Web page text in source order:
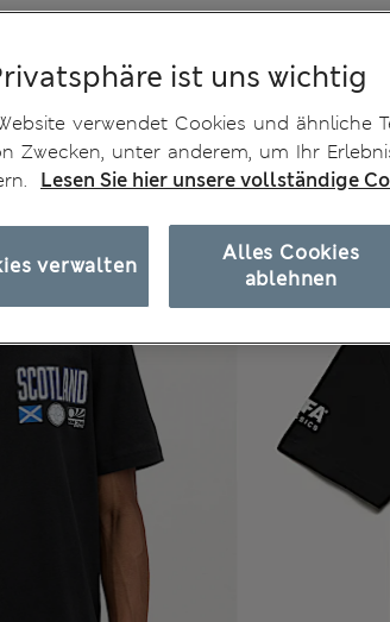
Classics Schottland
ist uns wichtig
verwendet Cookies und ähnliche
Zwecken, unter anderem, um Ihr
Lesen Sie hier unsere vollständige
Alles Cookies
ablehnen
verwalten